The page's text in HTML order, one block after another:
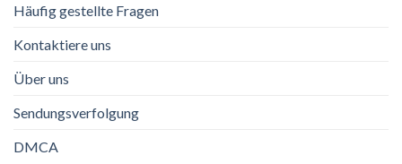
Häufig gestellte Fragen
Kontaktiere uns
Über uns
Sendungsverfolgung
DMCA